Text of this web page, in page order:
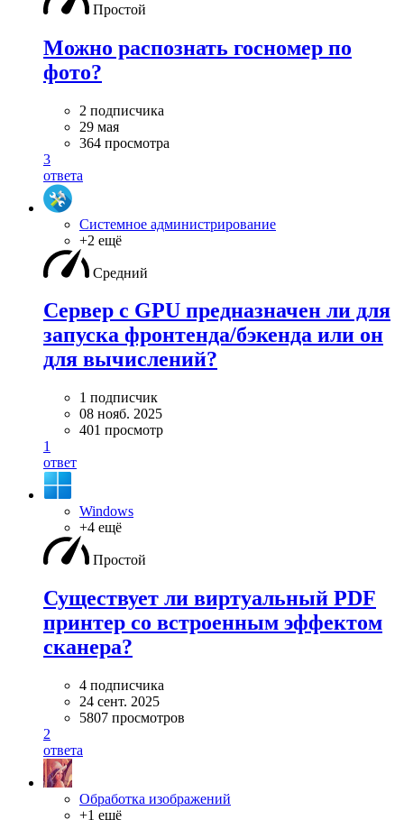
Простой
Можно распознать госномер по
фото?
2 подписчика
29 мая
364 просмотра
3
ответа
Системное администрирование
+2 ещё
Средний
Сервер с GPU предназначен ли для
запуска фронтенда/бэкенда или он
для вычислений?
1 подписчик
08 нояб. 2025
401 просмотр
1
ответ
Windows
+4 ещё
Простой
Существует ли виртуальный PDF
принтер со встроенным эффектом
сканера?
4 подписчика
24 сент. 2025
5807 просмотров
2
ответа
Обработка изображений
+1 ещё